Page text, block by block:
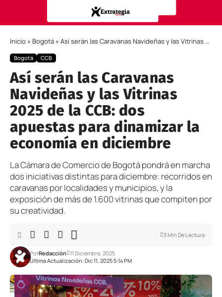
Inicio » Bogotá » Así serán las Caravanas Navideñas y las Vitrinas 2025 de la CCB: dos apuestas para dinamizar la economía en diciembre
Bogotá CCB
Así serán las Caravanas
Navideñas y las Vitrinas
2025 de la CCB: dos
apuestas para dinamizar la
economía en diciembre
La Cámara de Comercio de Bogotá pondrá en marcha
dos iniciativas distintas para diciembre: recorridos en
caravanas por localidades y municipios, y la
exposición de más de 1.600 vitrinas que compiten por
su creatividad.
Última Actualización: Dic 11, 2025 5:14 PM
PorRedacción 11 Diciembre, 2025
3 Min De Lectura